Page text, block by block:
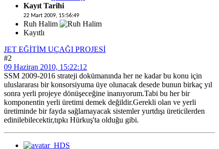
Kayıt Tarihi
22 Mart 2009, 15:56:49
Ruh Halim
Kayıtlı
JET EĞİTİM UÇAĞI PROJESİ
#2
09 Haziran 2010, 15:22:12
SSM 2009-2016 strateji dokümanında her ne kadar bu konu için
uluslararası bir konsorsiyuma üye olunacak desede bunun birkaç yıl
sonra yerli projeye dönüşeceğine inanıyorum.Tabi bu her bir
komponentin yerli üretimi demek değildir.Gerekli olan ve yerli
üretiminde bir fayda sağlamayacak sistemler yurtdışı üreticilerden
edinilebilecektir,tıpkı Hürkuş'ta olduğu gibi.